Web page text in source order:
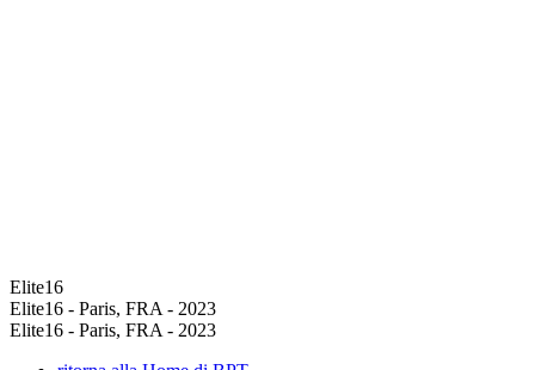
Elite16
Elite16 - Paris, FRA - 2023
Elite16 - Paris, FRA - 2023